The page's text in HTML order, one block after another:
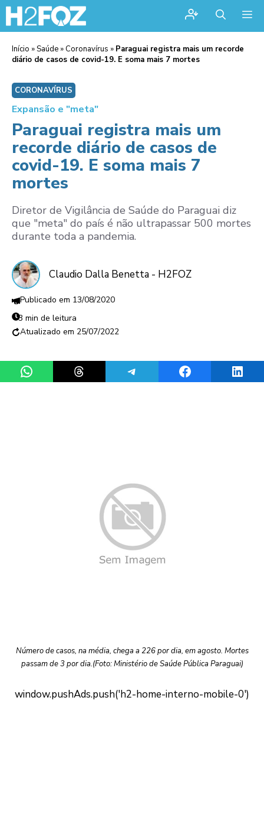
Início »Saúde » Coronavírus » Paraguai registra mais um recorde
diário de casos de covid-19. E soma mais 7 mortes
CORONAVÍRUS
Expansão e "meta"
Paraguai registra mais um
recorde diário de casos de
covid-19. E soma mais 7
mortes
Diretor de Vigilância de Saúde do Paraguai diz
que "meta" do país é não ultrapassar 500 mortes
durante toda a pandemia.
Claudio Dalla Benetta - H2FOZ
13/08/2020
3 min de leitura
25/07/2022
Share on WhatsAppShare on ThreadsShare on TelegramShare on Facebook
Número de casos, na média, chega a 226 por dia, em agosto. Mortes
passam de 3 por dia.(Foto: Ministério de Saúde Pública Paraguai)